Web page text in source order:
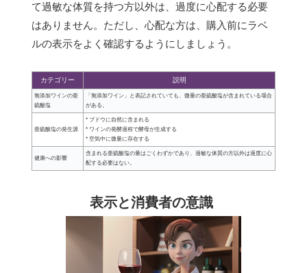
て過敏な体質を持つ方以外は、過度に心配する必要
はありません。ただし、心配な方は、購入前にラベ
ルの表示をよく確認するようにしましょう。
カテゴリー 説明
無添加ワインの亜
硫酸塩
「無添加ワイン」と表記されていても、微量の亜硫酸塩が含まれている場合
がある。
亜硫酸塩の発生源
* ブドウに自然に含まれる
* ワインの発酵過程で酵母が生成する
* 空気中に微量に存在する
健康への影響
含まれる亜硫酸塩の量はごくわずかであり、過敏な体質の方以外は過度に心
配する必要はない。
表示と消費者の意識